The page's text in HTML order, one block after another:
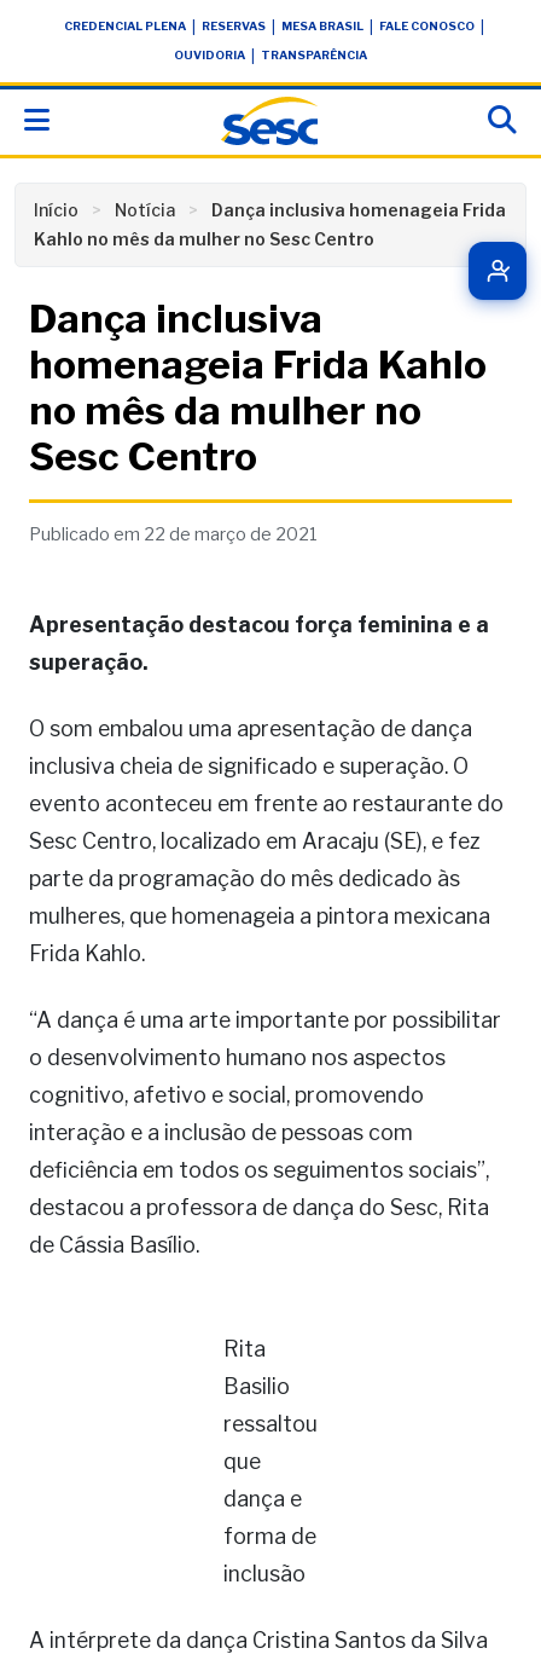
conteúdoCREDENCIAL PLENA RESERVAS MESA BRASIL FALE CONOSCO
OUVIDORIA TRANSPARÊNCIA
Início Notícia
Dança inclusiva homenageia Frida
Kahlo no mês da mulher no Sesc Centro
Dança inclusiva
homenageia Frida Kahlo
no mês da mulher no
Sesc Centro
Publicado em 22 de março de 2021
Apresentação destacou força feminina e a
superação.
O som embalou uma apresentação de dança
inclusiva cheia de significado e superação. O
evento aconteceu em frente ao restaurante do
Sesc Centro, localizado em Aracaju (SE), e fez
parte da programação do mês dedicado às
mulheres, que homenageia a pintora mexicana
Frida Kahlo.
“A dança é uma arte importante por possibilitar
o desenvolvimento humano nos aspectos
cognitivo, afetivo e social, promovendo
interação e a inclusão de pessoas com
deficiência em todos os seguimentos sociais”,
destacou a professora de dança do Sesc, Rita
de Cássia Basílio.
Rita
Basilio
ressaltou
que
dança e
forma de
inclusão
A intérprete da dança Cristina Santos da Silva